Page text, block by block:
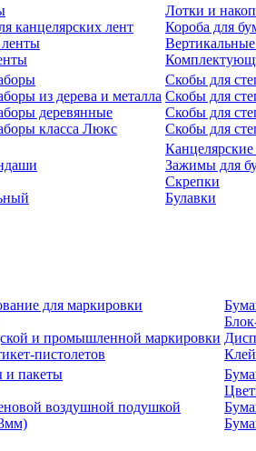
канцелярских лент
Лотки и
Короба для
из дерева и металла
деревянные
класса Люкс
Скобы для
Скобы для
Скобы для
Скобы для
Зажимы для
Скрепки
Булавки
для маркировки
и промышленной маркировки
пистолетов
и пакеты
воздушной подушкой